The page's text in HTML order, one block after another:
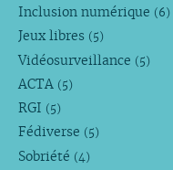
Inclusion numérique (6)
Jeux libres (5)
Vidéosurveillance (5)
ACTA (5)
RGI (5)
Fédiverse (5)
Sobriété (4)